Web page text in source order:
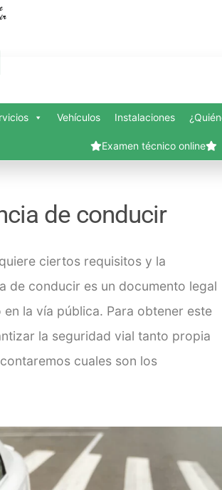
Vehículos Instalaciones
Examen técnico online
VehículosSlide Anything Popup
de conducir
ciertos requisitos y la
de conducir es un documento legal
la vía pública. Para obtener este
la seguridad vial tanto propia
cuales son los